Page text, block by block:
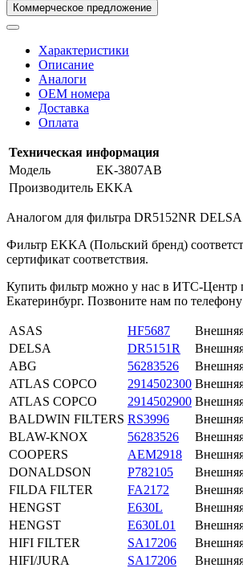
Коммерческое предложение
Характеристики
Описание
Аналоги
OEM номера
Доставка
Оплата
Техническая информация
Модель
EK-3807AB
Производитель EKKA
Аналогом для фильтра DR5152NR
Фильтр EKKA (Польский бренд)
сертификат соответствия.
Купить фильтр можно у нас в ИТС-Центр
Екатеринбург. Позвоните нам по
ASAS HF5687
DELSA
DR5151R
ABG
56283526
ATLAS COPCO
2914502300
ATLAS COPCO
2914502900
BALDWIN FILTERS RS3996
BLAW-KNOX
56283526
COOPERS
AEM2918
DONALDSON
P782105
FILDA FILTER
FA2172
HENGST
E630L
HENGST
E630L01
HIFI FILTER
SA17206
HIFI/JURA
SA17206